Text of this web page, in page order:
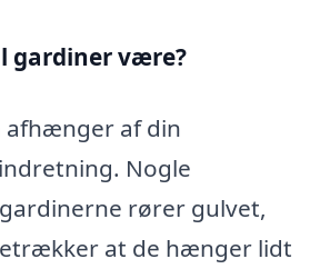
gardiner være?
af din
Nogle
rører gulvet,
at de hænger lidt